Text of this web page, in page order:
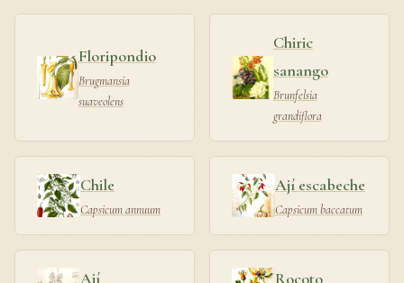
Floripondio
Brugmansia
suaveolens
Chiric
sanango
Brunfelsia
grandiflora
Chile
Capsicum annuum
Ají escabeche
Capsicum baccatum
Ají Rocoto